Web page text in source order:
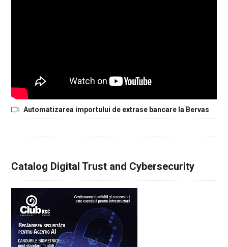
Automatizarea importului de extrase bancare la Bervas
Catalog Digital Trust and Cybersecurity